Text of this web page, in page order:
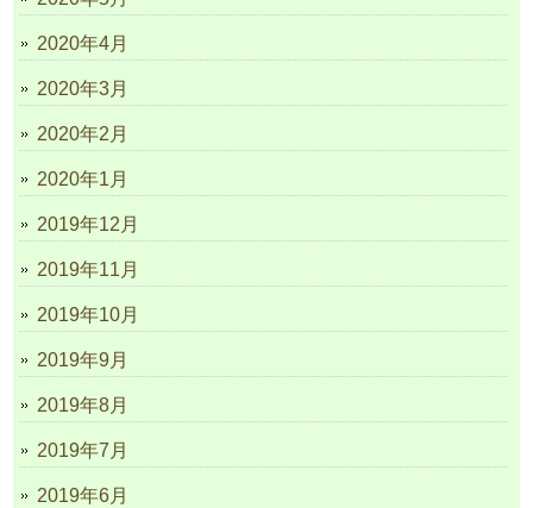
2020年4月
2020年3月
2020年2月
2020年1月
2019年12月
2019年11月
2019年10月
2019年9月
2019年8月
2019年7月
2019年6月